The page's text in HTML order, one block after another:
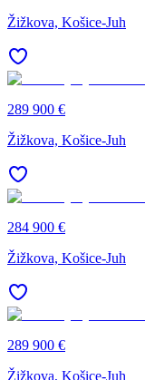
Žižkova, Košice-Juh
289 900 €
Žižkova, Košice-Juh
284 900 €
Žižkova, Košice-Juh
289 900 €
Žižkova, Košice-Juh